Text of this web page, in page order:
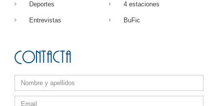
Deportes
Entrevistas
4 estaciones
BuFic
Contacta